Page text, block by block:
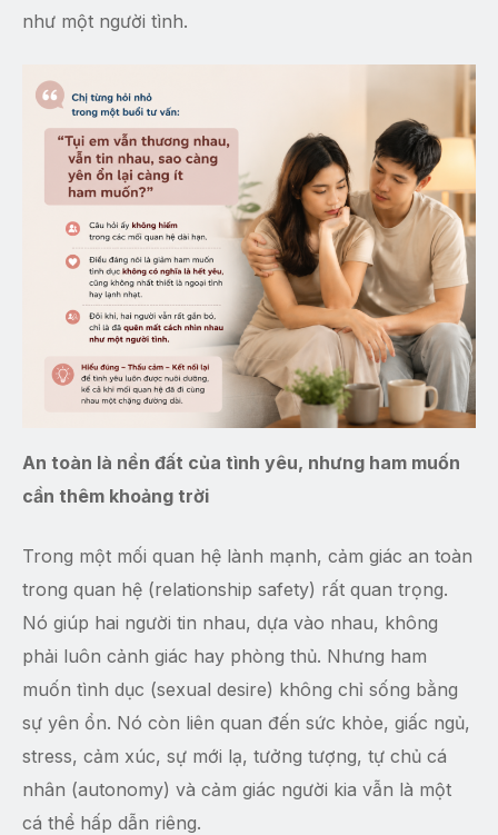
như một người tình.
An toàn là nền đất của tình yêu, nhưng ham muốn
cần thêm khoảng trời
Trong một mối quan hệ lành mạnh, cảm giác an toàn
trong quan hệ (relationship safety) rất quan trọng.
Nó giúp hai người tin nhau, dựa vào nhau, không
phải luôn cảnh giác hay phòng thủ. Nhưng ham
muốn tình dục (sexual desire) không chỉ sống bằng
sự yên ổn. Nó còn liên quan đến sức khỏe, giấc ngủ,
stress, cảm xúc, sự mới lạ, tưởng tượng, tự chủ cá
nhân (autonomy) và cảm giác người kia vẫn là một
cá thể hấp dẫn riêng.